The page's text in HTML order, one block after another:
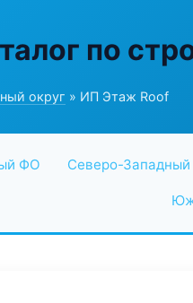
по
округ » ИП Этаж Roof
ФО Северо-